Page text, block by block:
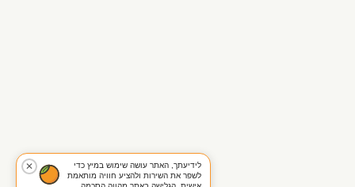
✕
לידיעתך, האתר עושה שימוש במיץ כדי
לשפר את השירות ולהציע חוויה מותאמת